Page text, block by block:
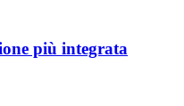
più integrata